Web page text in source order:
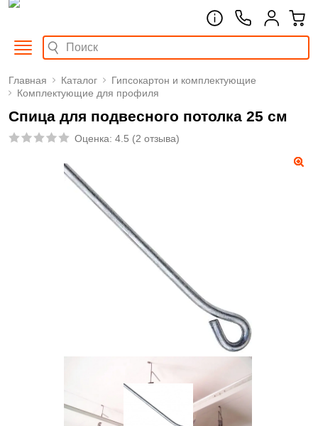
Главная Каталог
Гипсокартон и комплектующие
Комплектующие для профиля
Спица для подвесного потолка 25 см
Оценка: 4.5 (2 отзыва)